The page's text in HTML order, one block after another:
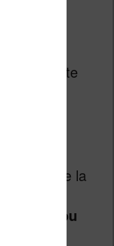
Paperwhite
il me
de
que la
texte ou